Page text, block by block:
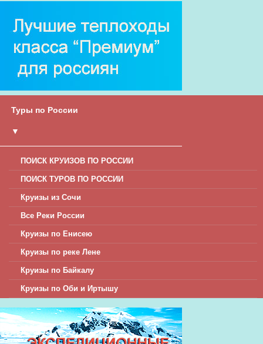
Туры по России
▼
ПОИСК КРУИЗОВ ПО РОССИИ
ПОИСК ТУРОВ ПО РОССИИ
Круизы из Сочи
Все Реки России
Круизы по Енисею
Круизы по реке Лене
Круизы по Байкалу
Круизы по Оби и Иртышу